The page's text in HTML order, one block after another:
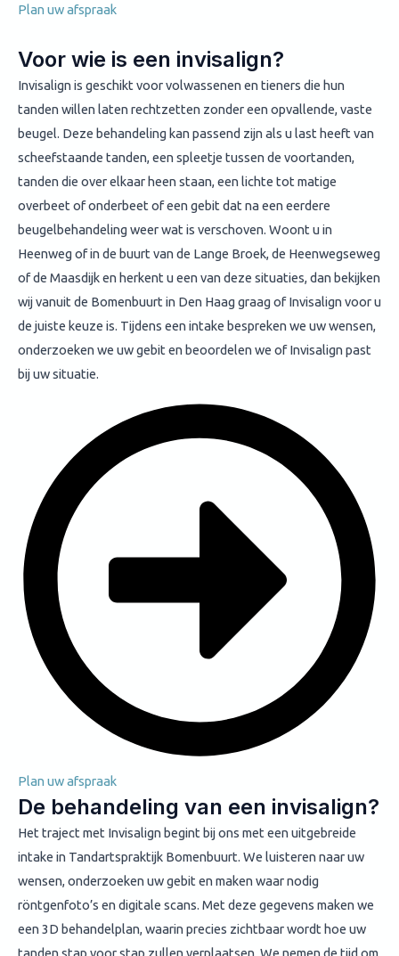
Plan uw afspraak
Voor wie is een invisalign?
Invisalign is geschikt voor volwassenen en tieners die hun
tanden willen laten rechtzetten zonder een opvallende, vaste
beugel. Deze behandeling kan passend zijn als u last heeft van
scheefstaande tanden, een spleetje tussen de voortanden,
tanden die over elkaar heen staan, een lichte tot matige
overbeet of onderbeet of een gebit dat na een eerdere
beugelbehandeling weer wat is verschoven. Woont u in
Heenweg of in de buurt van de Lange Broek, de Heenwegseweg
of de Maasdijk en herkent u een van deze situaties, dan bekijken
wij vanuit de Bomenbuurt in Den Haag graag of Invisalign voor u
de juiste keuze is. Tijdens een intake bespreken we uw wensen,
onderzoeken we uw gebit en beoordelen we of Invisalign past
bij uw situatie.
Plan uw afspraak
De behandeling van een invisalign?
Het traject met Invisalign begint bij ons met een uitgebreide
intake in Tandartspraktijk Bomenbuurt. We luisteren naar uw
wensen, onderzoeken uw gebit en maken waar nodig
röntgenfoto’s en digitale scans. Met deze gegevens maken we
een 3D behandelplan, waarin precies zichtbaar wordt hoe uw